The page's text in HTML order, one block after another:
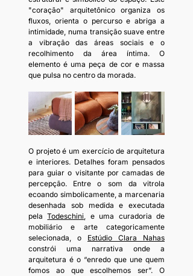
"coração" arquitetônico organiza os
fluxos, orienta o percurso e abriga a
intimidade, numa transição suave entre
a vibração das áreas sociais e o
recolhimento da área íntima. O
elemento é uma peça de cor e massa
que pulsa no centro da morada.
O projeto é um exercício de arquitetura
e interiores. Detalhes foram pensados
para guiar o visitante por camadas de
percepção. Entre o som da vitrola
ecoando simbolicamente, a marcenaria
desenhada sob medida e executada
pela Todeschini, e uma curadoria de
mobiliário e arte categoricamente
selecionada, o Estúdio Clara Nahas
constrói uma narrativa onde a
arquitetura é o “enredo que une quem
fomos ao que escolhemos ser”. O